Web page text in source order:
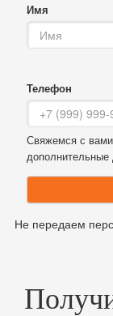
Имя
Телефон
Свяжемся с
дополнительные
Не передаем